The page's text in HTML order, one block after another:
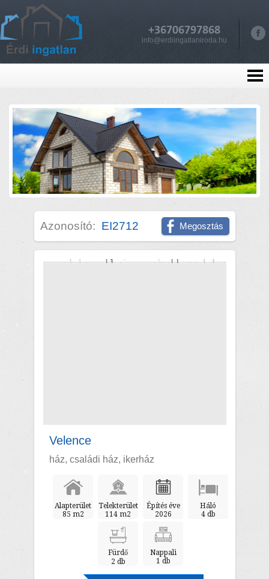
+36706797868
info@erdiingatlaniroda.hu
Azonosító: EI2712 Megosztás
Velence
ház, családi ház, ikerház
Alapterület
85 m2
Telekterület
114 m2
Építés éve
2026
Háló
4 db
Fürdő
2 db
Nappali
1 db